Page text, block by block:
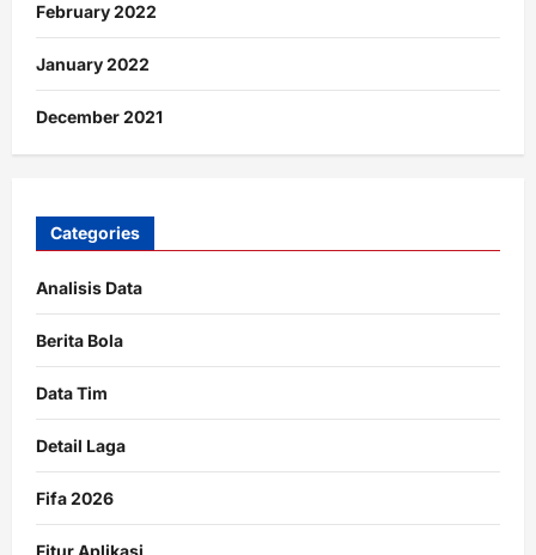
February 2022
January 2022
December 2021
Categories
Analisis Data
Berita Bola
Data Tim
Detail Laga
Fifa 2026
Fitur Aplikasi